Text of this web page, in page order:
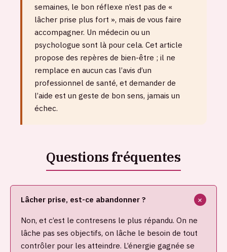
semaines, le bon réflexe n’est pas de «
lâcher prise plus fort », mais de vous faire
accompagner. Un médecin ou un
psychologue sont là pour cela. Cet article
propose des repères de bien-être ; il ne
remplace en aucun cas l’avis d’un
professionnel de santé, et demander de
l’aide est un geste de bon sens, jamais un
échec.
Lâcher prise, est-ce abandonner ?
Non, et c’est le contresens le plus répandu. On ne
lâche pas ses objectifs, on lâche le besoin de tout
contrôler pour les atteindre. L’énergie gagnée se